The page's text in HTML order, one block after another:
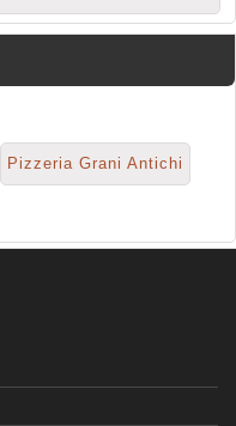
Pizzeria Grani Antichi